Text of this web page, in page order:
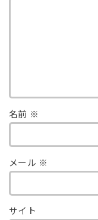
名前 ※
メール ※
サイト